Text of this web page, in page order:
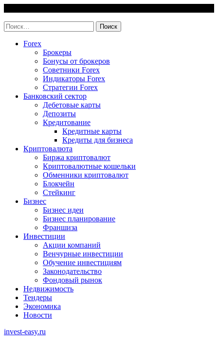
content
Найти:
Forex
Брокеры
Бонусы от брокеров
Советники Forex
Индикаторы Forex
Стратегии Forex
Банковский сектор
Дебетовые карты
Депозиты
Кредитование
Кредитные карты
Кредиты для бизнеса
Криптовалюта
Биржа криптовалют
Криптовалютные кошельки
Обменники криптовалют
Блокчейн
Стейкинг
Бизнес
Бизнес идеи
Бизнес планирование
Франшиза
Инвестиции
Акции компаний
Венчурные инвестиции
Обучение инвестициям
Законодательство
Фондовый рынок
Недвижимость
Тендеры
Экономика
Новости
invest-easy.ru